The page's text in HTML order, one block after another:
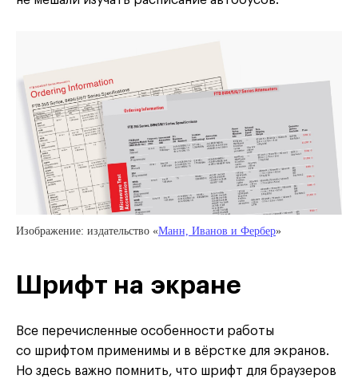
Изображение: издательство «Манн, Иванов и Фербер»
Шрифт на экране
Все перечисленные особенности работы
со шрифтом применимы и в вёрстке для экранов.
Но здесь важно помнить, что шрифт для браузеров